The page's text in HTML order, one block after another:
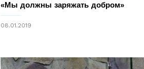
«Мы должны заряжать добром»
08.01.2019